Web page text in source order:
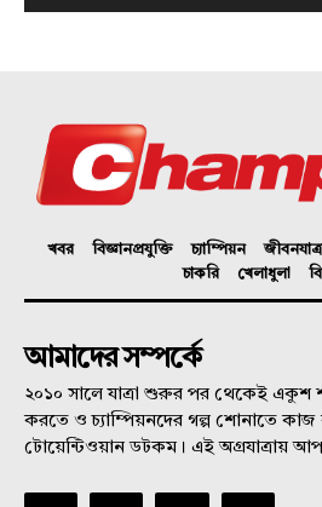
খবর বিজ্ঞানপ্রযুক্তি চ্যাম্পিয়ন
চাকরি
খেলাধুলা
আমাদের সম্পর্কে
২০১০ সালে যাত্রা শুরুর পর থেকেই একুশ
করতে ও চ্যাম্পিয়নদের গল্প শোনাতে কাজ
টোয়েন্টিওয়ান ডটকম। এই অগ্রযাত্রায়